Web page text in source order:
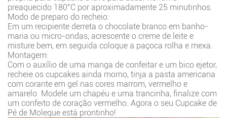
preaquecido 180°C por aproximadamente 25 minutinhos.
Modo de preparo do recheio:
Em um recipiente derreta o chocolate branco em banho-
maria ou micro-ondas, acrescente o creme de leite e
misture bem, em seguida coloque a paçoca rolha e mexa.
Montagem:
Com o auxílio de uma manga de confeitar e um bico ejetor,
recheie os cupcakes ainda morno, tinja a pasta americana
com corante em gel nas cores marrom, vermelho e
amarelo. Modele um chapéu e uma trancinha, finalize com
um confeito de coração vermelho. Agora o seu Cupcake de
Pé de Moleque está prontinho!